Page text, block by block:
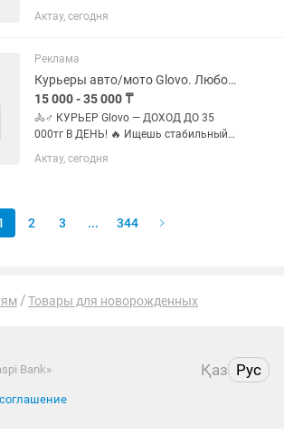
зарабатывать от 30.000 тенге в день —
даже без опыта от 18-64 года 💬
случайте внимательно — это...
Актау, сегодня
Реклама
Курьеры авто/мото Glovo. Любой график!
15 000 - 35 000 ₸
🚴♂️ КУРЬЕР Glovo — ДОХОД ДО 35
000тг В ДЕНЬ! 🔥 Ищешь стабильный
Glovo 📍 Требуются: • Авто курьеры •
Актау, сегодня
2 3 ... 344
Товары для новорожденных
Bank» Қаз Рус